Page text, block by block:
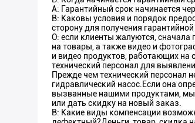
A: Гарантийный срок начинается
В: Каковы условия и порядок
сторону для получения
О: если клиенты жалуются, сначала
на товары, а также видео и
и видео продуктов, работающих
технический персонал для
Прежде чем технический персонал
гидравлический насос.Если она
вызванные нашими продуктами, мы
или дать скидку на новый заказ.
В: Какие виды компенсации